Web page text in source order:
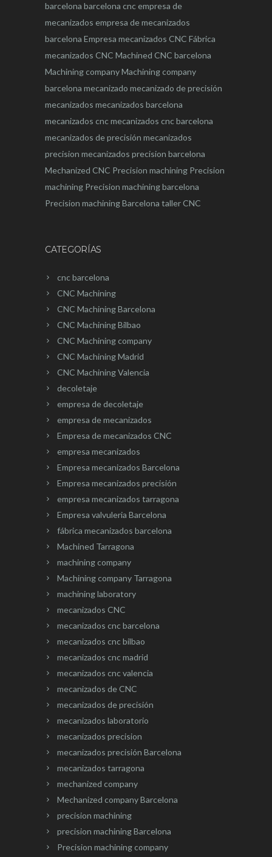
barcelona barcelona cncempresa de
mecanizados empresa de mecanizados
barcelona Empresa mecanizados CNC Fábrica
mecanizados CNC Machined CNC barcelona
Machining companyMachining company
barcelona mecanizado mecanizado de precisión
mecanizados mecanizados barcelona
mecanizados cncmecanizados cnc barcelona
mecanizados de precisión mecanizados
precision mecanizados precision barcelona
Mechanized CNC Precision machining Precision
machining Precision machining barcelona
Precision machining Barcelona taller CNC
CATEGORÍAS
cnc barcelona
CNC Machining
CNC Machining Barcelona
CNC Machining Bilbao
CNC Machining company
CNC Machining Madrid
CNC Machining Valencia
decoletaje
empresa de decoletaje
empresa de mecanizados
Empresa de mecanizados CNC
empresa mecanizados
Empresa mecanizados Barcelona
Empresa mecanizados precisión
empresa mecanizados tarragona
Empresa valvuleria Barcelona
fábrica mecanizados barcelona
Machined Tarragona
machining company
Machining company Tarragona
machining laboratory
mecanizados CNC
mecanizados cnc barcelona
mecanizados cnc bilbao
mecanizados cnc madrid
mecanizados cnc valencia
mecanizados de CNC
mecanizados de precisión
mecanizados laboratorio
mecanizados precision
mecanizados precisión Barcelona
mecanizados tarragona
mechanized company
Mechanized company Barcelona
precision machining
precision machining Barcelona
Precision machining company